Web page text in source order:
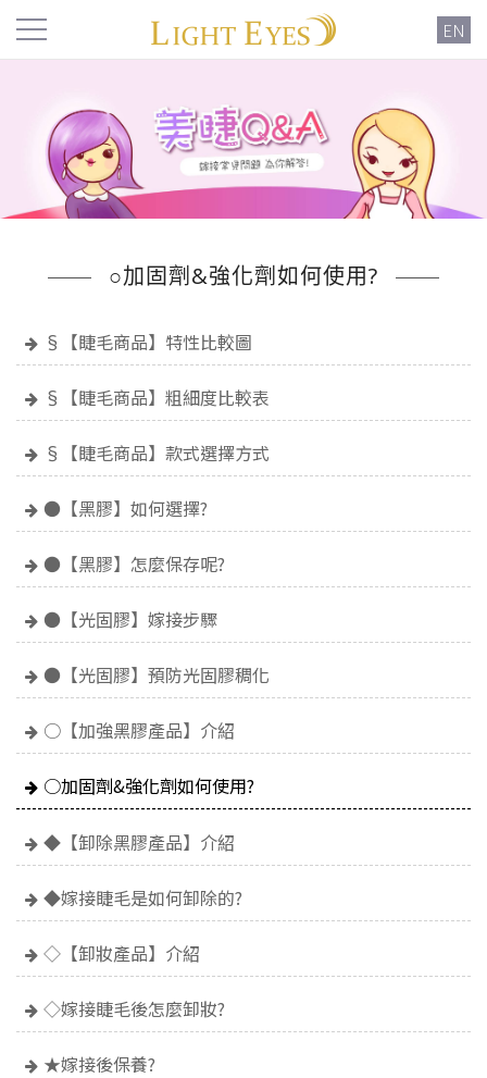
EN
○加固劑&強化劑如何使用?
§【睫毛商品】特性比較圖
§【睫毛商品】粗細度比較表
§【睫毛商品】款式選擇方式
●【黑膠】如何選擇?
●【黑膠】怎麼保存呢?
●【光固膠】嫁接步驟
●【光固膠】預防光固膠稠化
○【加強黑膠產品】介紹
○加固劑&強化劑如何使用?
◆【卸除黑膠產品】介紹
◆嫁接睫毛是如何卸除的?
◇【卸妝產品】介紹
◇嫁接睫毛後怎麼卸妝?
★嫁接後保養?